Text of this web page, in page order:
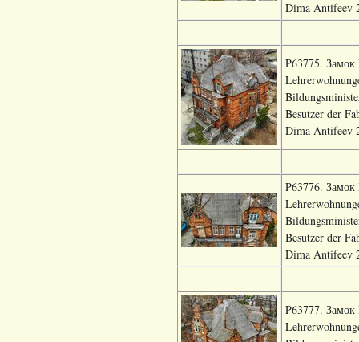
Dima Antifeev
P63775.
Besutzer der
Dima Antifeev
P63776.
Besutzer der
Dima Antifeev
P63777.